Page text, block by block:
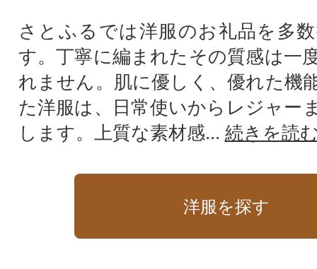
さとふるでは洋服のお礼品を多
す。丁寧に編まれたその質感は一
れません。肌に優しく、優れた機
た洋服は、日常使いからレジャー
します。上質な素材感... 続きを読
洋服を探す